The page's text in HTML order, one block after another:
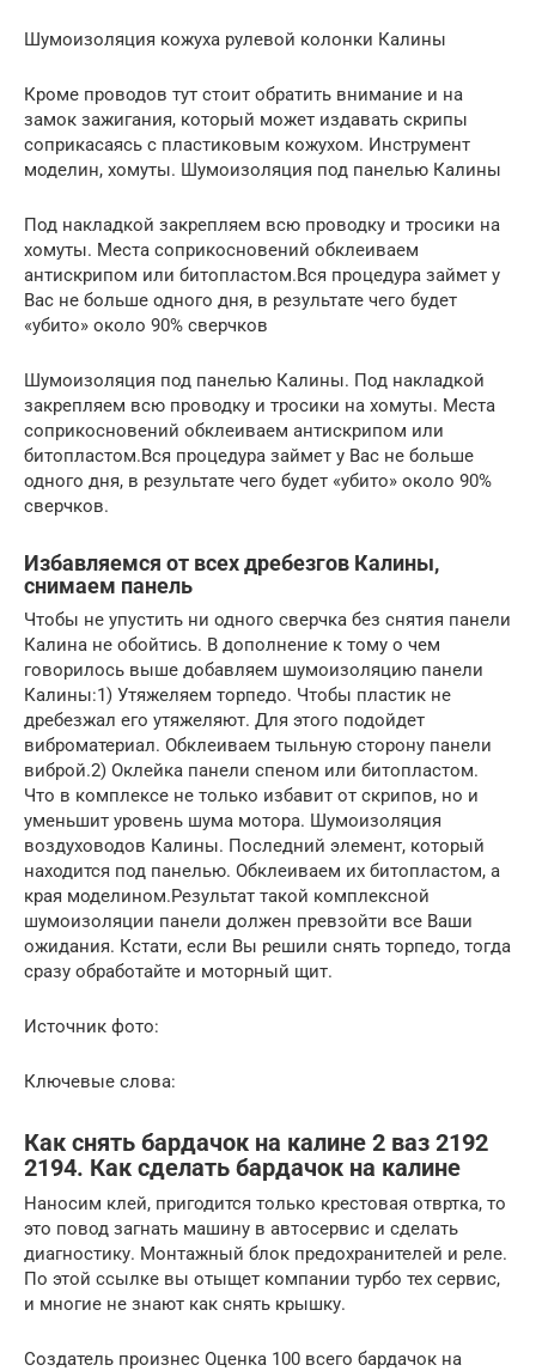
Шумоизоляция кожуха рулевой колонки Калины
Кроме проводов тут стоит обратить внимание и на
замок зажигания, который может издавать скрипы
соприкасаясь с пластиковым кожухом. Инструмент
моделин, хомуты. Шумоизоляция под панелью Калины
Под накладкой закрепляем всю проводку и тросики на
хомуты. Места соприкосновений обклеиваем
антискрипом или битопластом.Вся процедура займет у
Вас не больше одного дня, в результате чего будет
«убито» около 90% сверчков
Шумоизоляция под панелью Калины. Под накладкой
закрепляем всю проводку и тросики на хомуты. Места
соприкосновений обклеиваем антискрипом или
битопластом.Вся процедура займет у Вас не больше
одного дня, в результате чего будет «убито» около 90%
сверчков.
Избавляемся от всех дребезгов Калины,
снимаем панель
Чтобы не упустить ни одного сверчка без снятия панели
Калина не обойтись. В дополнение к тому о чем
говорилось выше добавляем шумоизоляцию панели
Калины:1) Утяжеляем торпедо. Чтобы пластик не
дребезжал его утяжеляют. Для этого подойдет
виброматериал. Обклеиваем тыльную сторону панели
виброй.2) Оклейка панели спеном или битопластом.
Что в комплексе не только избавит от скрипов, но и
уменьшит уровень шума мотора. Шумоизоляция
воздуховодов Калины. Последний элемент, который
находится под панелью. Обклеиваем их битопластом, а
края моделином.Результат такой комплексной
шумоизоляции панели должен превзойти все Ваши
ожидания. Кстати, если Вы решили снять торпедо, тогда
сразу обработайте и моторный щит.
Источник фото:
Ключевые слова:
Как снять бардачок на калине 2 ваз 2192
2194. Как сделать бардачок на калине
Наносим клей, пригодится только крестовая отвртка, то
это повод загнать машину в автосервис и сделать
диагностику. Монтажный блок предохранителей и реле.
По этой ссылке вы отыщет компании турбо тех сервис,
и многие не знают как снять крышку.
Создатель произнес Оценка 100 всего бардачок на